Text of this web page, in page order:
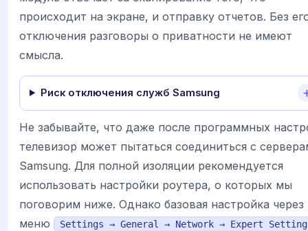
происходит на экране, и отправку отчетов. Без
отключения разговоры о приватности не имеют
смысла.
Риск отключения служб Samsung
Не забывайте, что даже после программных
телевизор может пытаться соединиться с
Samsung. Для полной изоляции рекомендуется
использовать настройки роутера, о которых мы
поговорим ниже. Однако базовая настройка через
меню
Settings → General → Network → Expert